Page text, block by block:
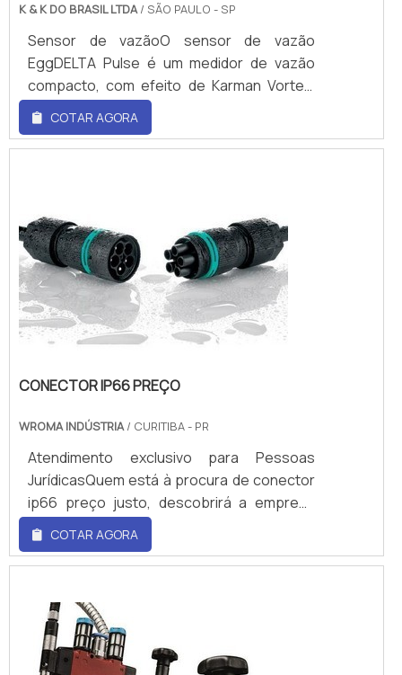
K & K DO BRASIL LTDA/ SÃO PAULO - SP
Sensor de vazãoO sensor de vazão
EggDELTA Pulse é um medidor de vazão
compacto, com efeito de Karman Vortex,
possui um design inovador, leve, e além de
tudo, é fácil de ser manuseado.O uso do
sensor de vazão da TechMeter possui
gases), o aparelho é virtualmente imune a
poeiras e ambientes úmidos e isento de
partes móveis e, portanto, dando maior
confiabil...
COTAR AGORA
CONECTOR IP66 PREÇO
WROMA INDÚSTRIA/ CURITIBA - PR
Atendimento exclusivo para Pessoas
JurídicasQuem está à procura de conector
ip66 preço justo, descobrirá a empresa
líder do mercado. Realizando uma cotação
no marketplace Soluções Industriais e
conhecendo a melhor referência em
conector ip66 preço, com a melhor mão de
obra da WRoma receberá precisão com
pagamento acessível.ALGUNS DETALHES
COTAR AGORA